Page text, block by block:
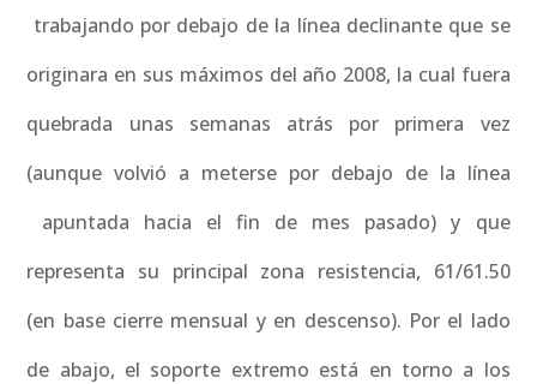
trabajando por debajo de la línea declinante que se
originara en sus máximos del año 2008, la cual fuera
quebrada unas semanas atrás por primera vez
(aunque volvió a meterse por debajo de la línea
apuntada hacia el fin de mes pasado) y que
representa su principal zona resistencia, 61/61.50
(en base cierre mensual y en descenso). Por el lado
de abajo, el soporte extremo está en torno a los